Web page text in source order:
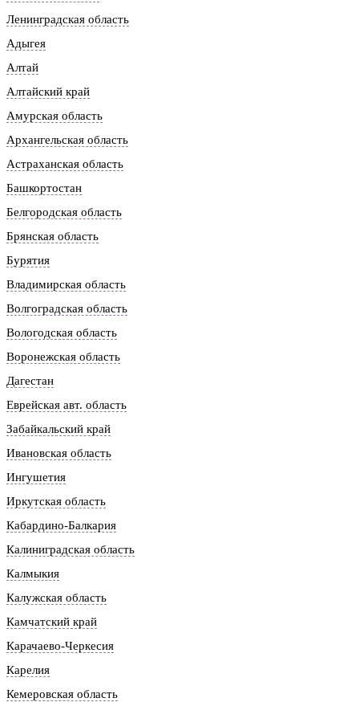
Ленинградская область
Адыгея
Алтай
Алтайский край
Амурская область
Архангельская область
Астраханская область
Башкортостан
Белгородская область
Брянская область
Бурятия
Владимирская область
Волгоградская область
Вологодская область
Воронежская область
Дагестан
Еврейская авт. область
Забайкальский край
Ивановская область
Ингушетия
Иркутская область
Кабардино-Балкария
Калиниградская область
Калмыкия
Калужская область
Камчатский край
Карачаево-Черкесия
Карелия
Кемеровская область